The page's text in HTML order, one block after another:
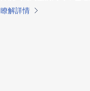
瞭解詳情